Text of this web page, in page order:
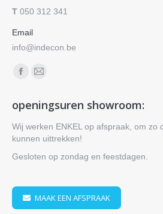
T 050 312 341
Email
info@indecon.be
Facebook
opens
in
new
window
Mail
opens
in
new
openingsuren showroom:
Wij werken ENKEL op afspraak, om zo
kunnen uittrekken!
Gesloten op zondag en feestdagen.
MAAK EEN AFSPRAAK